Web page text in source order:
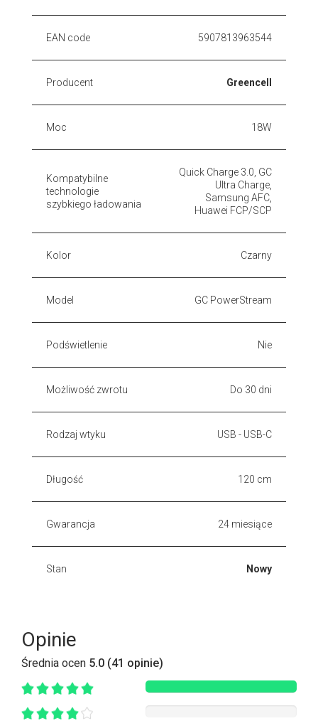
EAN code 5907813963544
Producent Greencell
Moc 18W
Kompatybilne
technologie
szybkiego ładowania
Quick Charge 3.0, GC
Ultra Charge,
Samsung AFC,
Huawei FCP/SCP
Kolor Czarny
Model GC PowerStream
Podświetlenie Nie
Możliwość zwrotu Do 30 dni
Rodzaj wtyku USB - USB-C
Długość 120 cm
Gwarancja 24 miesiące
Stan Nowy
Opinie
Średnia ocen 5.0 (41 opinie)